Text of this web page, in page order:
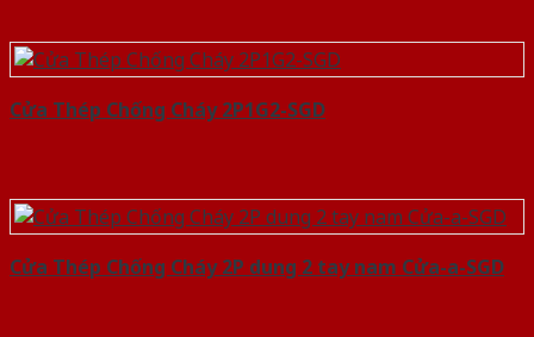
Cửa Thép Chống Cháy 2P1G2-SGD
Cửa Thép Chống Cháy 2P dung 2 tay nam Cửa-a-SGD